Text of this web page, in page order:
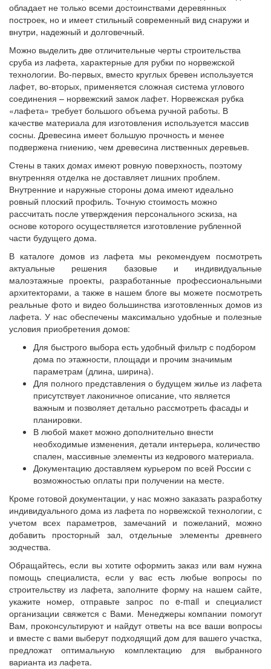
обладает не только всеми достоинствами деревянных
построек, но и имеет стильный современный вид снаружи и
внутри, надежный и долговечный.
Можно выделить две отличительные черты строительства
сруба из лафета, характерные для рубки по норвежской
технологии. Во-первых, вместо круглых бревен используется
лафет, во-вторых, применяется сложная система углового
соединения – норвежский замок лафет. Норвежская рубка
«лафета» требует большого объема ручной работы. В
качестве материала для изготовления используется массив
сосны. Древесина имеет большую прочность и менее
подвержена гниению, чем древесина лиственных деревьев.
Стены в таких домах имеют ровную поверхность, поэтому
внутренняя отделка не доставляет лишних проблем.
Внутренние и наружные стороны дома имеют идеально
ровный плоский профиль. Точную стоимость можно
рассчитать после утверждения персонального эскиза, на
основе которого осуществляется изготовление рубленной
части будущего дома.
В каталоге домов из лафета мы рекомендуем посмотреть
актуальные решения базовые и индивидуальные
малоэтажные проекты, разработанные профессиональными
архитекторами, а также в нашем блоге вы можете посмотреть
реальные фото и видео большинства изготовленных домов из
лафета. У нас обеспечены максимально удобные и полезные
условия приобретения домов:
Для быстрого выбора есть удобный фильтр с подбором
дома по этажности, площади и прочим значимым
параметрам (длина, ширина).
Для полного представления о будущем жилье из лафета
присутствует лаконичное описание, что является
важным и позволяет детально рассмотреть фасады и
планировки.
В любой макет можно дополнительно внести
необходимые изменения, детали интерьера, количество
спален, массивные элементы из кедрового материала.
Документацию доставляем курьером по всей России с
возможностью оплаты при получении на месте.
Кроме готовой документации, у нас можно заказать разработку
индивидуального дома из лафета по норвежской технологии, с
учетом всех параметров, замечаний и пожеланий, можно
добавить просторный зал, отдельные элементы древнего
зодчества.
Обращайтесь, если вы хотите оформить заказ или вам нужна
помощь специалиста, если у вас есть любые вопросы по
строительству из лафета, заполните форму на нашем сайте,
укажите номер, отправьте запрос по e-mail и специалист
организации свяжется с Вами. Менеджеры компании помогут
Вам, проконсультируют и найдут ответы на все ваши вопросы
и вместе с вами выберут подходящий дом для вашего участка,
предложат оптимальную комплектацию для выбранного
варианта из лафета.